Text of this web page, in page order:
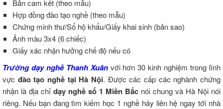
Bản cam kết (theo mẫu)
Hợp đồng đào tạo nghề (theo mẫu)
Chứng minh thư/Sổ hộ khẩu/Giấy khai sinh (bản sao)
Ảnh màu 3x4 (6 chiếc)
Giấy xác nhận hưởng chế độ nếu có
Trường dạy nghề Thanh Xuânvới hơn 30 kinh nghiệm trong lĩnh
vực đào tạo nghề tại Hà Nội. Được các cấp các nghành chứng
nhận là địa chỉ dạy nghề số 1 Miền Bắc nói chung và Hà Nội nói
riêng. Nếu bạn đang tìm kiếm học 1 nghề hãy liên hệ ngay tới nhà